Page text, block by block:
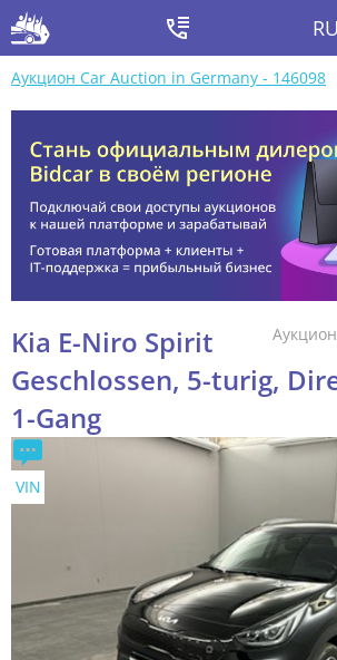
RU
Аукцион Car Auction in Germany - 146098
Kia E-Niro Spirit
Geschlossen, 5-turig,
1-Gang
VIN